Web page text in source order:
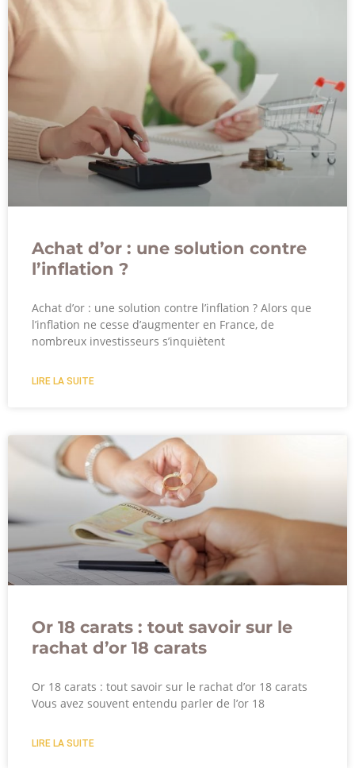
Achat d’or : une solution contre
l’inflation ?
Achat d’or : une solution contre l’inflation ? Alors que
l’inflation ne cesse d’augmenter en France, de
nombreux investisseurs s’inquiètent
LIRE LA SUITE
Or 18 carats : tout savoir sur le
rachat d’or 18 carats
Or 18 carats : tout savoir sur le rachat d’or 18 carats
Vous avez souvent entendu parler de l’or 18
LIRE LA SUITE